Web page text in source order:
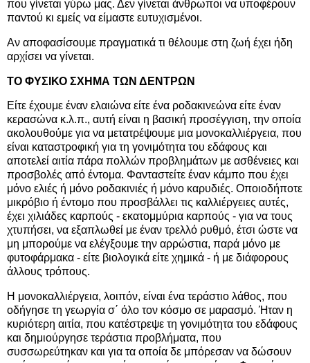
που γίνεται γύρω μας. Δεν γίνεται άνθρωποι να υποφέρουν
παντού κι εμείς να είμαστε ευτυχισμένοι.
Αν αποφασίσουμε πραγματικά τι θέλουμε στη ζωή έχει ήδη
αρχίσει να γίνεται.
ΤΟ ΦΥΣΙΚΟ ΣΧΗΜΑ ΤΩΝ ΔΕΝΤΡΩΝ
Είτε έχουμε έναν ελαιώνα είτε ένα ροδακινεώνα είτε έναν
κερασώνα κ.λ.π., αυτή είναι η βασική προσέγγιση, την οποία
ακολουθούμε για να μετατρέψουμε μια μονοκαλλιέργεια, που
είναι καταστροφική για τη γονιμότητα του εδάφους και
αποτελεί αιτία πάρα πολλών προβλημάτων με ασθένειες και
προσβολές από έντομα. Φανταστείτε έναν κάμπο που έχει
μόνο ελιές ή μόνο ροδακινιές ή μόνο καρυδιές. Οποιοδήποτε
μικρόβιο ή έντομο που προσβάλλει τις καλλιέργειες αυτές,
έχει χιλιάδες καρπούς - εκατομμύρια καρπούς - για να τους
χτυπήσει, να εξαπλωθεί με έναν τρελλό ρυθμό, έτσι ώστε να
μη μπορούμε να ελέγξουμε την αρρώστια, παρά μόνο με
φυτοφάρμακα - είτε βιολογικά είτε χημικά - ή με διάφορους
άλλους τρόπους.
Η μονοκαλλιέργεια, λοιπόν, είναι ένα τεράστιο λάθος, που
οδήγησε τη γεωργία σ΄ όλο τον κόσμο σε μαρασμό. Ήταν η
κυριότερη αιτία, που κατέστρεψε τη γονιμότητα του εδάφους
και δημιούργησε τεράστια προβλήματα, που
συσσωρεύτηκαν και για τα οποία δε μπόρεσαν να δώσουν